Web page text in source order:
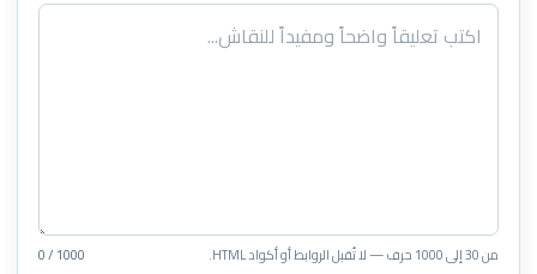
من 30 إلى 1000 حرف — لا تُقبل الروابط أو أكواد HTML. 0 / 1000